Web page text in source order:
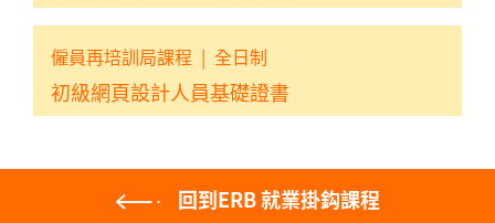
僱員再培訓局課程 | 全日制
初級網頁設計人員基礎證書
回到ERB 就業掛鈎課程